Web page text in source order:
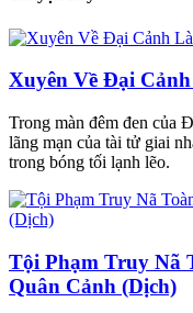
Xuyên Về Đại
Trong màn đêm đen của
lãng mạn của tài tử giai
trong bóng tối lạnh lẽo.
Tội Phạm Truy Nã
Quân Cảnh (Dịch)